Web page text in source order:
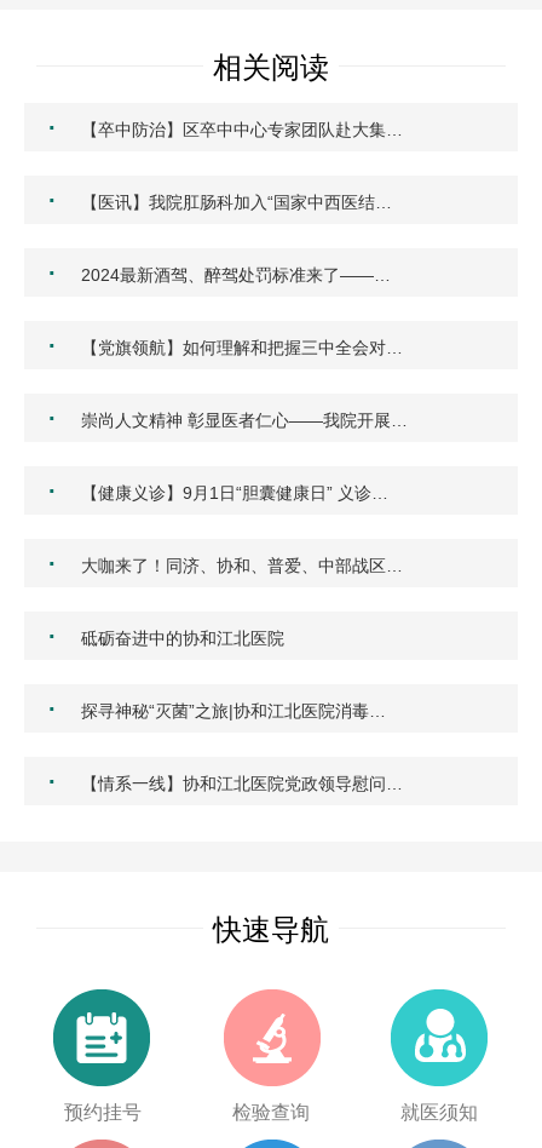
相关阅读
· 【卒中防治】区卒中中心专家团队赴大集…
· 【医讯】我院肛肠科加入“国家中西医结…
· 2024最新酒驾、醉驾处罚标准来了——…
· 【党旗领航】如何理解和把握三中全会对…
· 崇尚人文精神 彰显医者仁心——我院开展…
· 【健康义诊】9月1日“胆囊健康日” 义诊…
· 大咖来了！同济、协和、普爱、中部战区…
· 砥砺奋进中的协和江北医院
· 探寻神秘“灭菌”之旅|协和江北医院消毒…
· 【情系一线】协和江北医院党政领导慰问…
快速导航
预约挂号 检验查询 就医须知